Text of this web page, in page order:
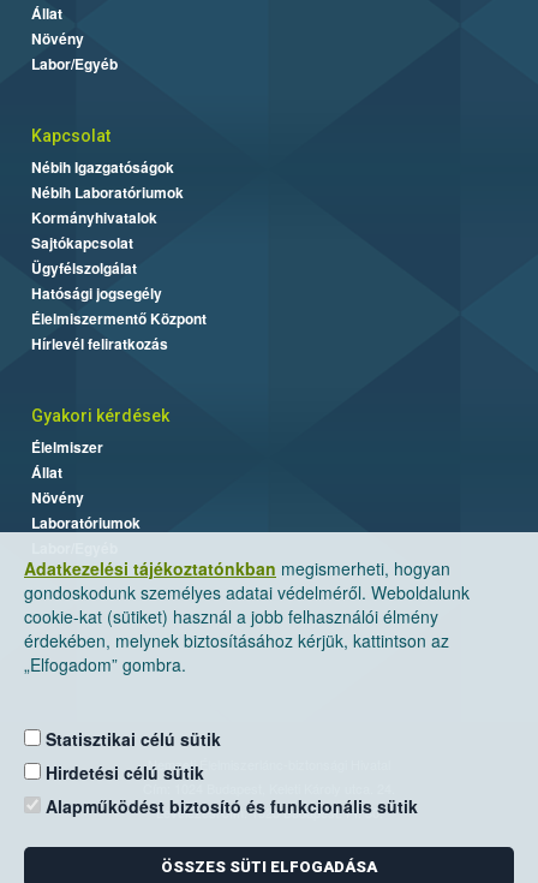
Adatkezelési tájékoztatónkban megismerheti, hogyan
gondoskodunk személyes adatai védelméről. Weboldalunk
cookie-kat (sütiket) használ a jobb felhasználói élmény
érdekében, melynek biztosításához kérjük, kattintson az
„Elfogadom” gombra.
Statisztikai célú sütik
Hirdetési célú sütik
Alapműködést biztosító és funkcionális sütik
ÖSSZES SÜTI ELFOGADÁSA
Állat
Növény
Labor/Egyéb
Kapcsolat
Nébih Igazgatóságok
Nébih Laboratóriumok
Kormányhivatalok
Sajtókapcsolat
Ügyfélszolgálat
Hatósági jogsegély
Élelmiszermentő Központ
Hírlevél feliratkozás
Gyakori kérdések
Élelmiszer
Állat
Növény
Laboratóriumok
Nemzeti Élelmiszerlánc-biztonsági Hivatal
Levelezési cím: 1525 Budapest. Pf. 30.
E-mail:ugyfelszolgalat@nebih.gov.hu